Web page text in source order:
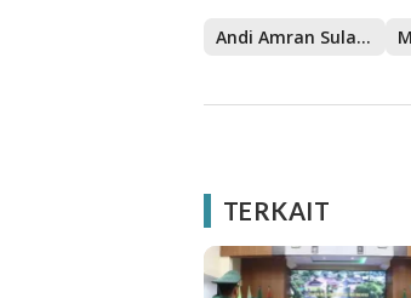
Andi Amran Sulaiman
TERKAIT